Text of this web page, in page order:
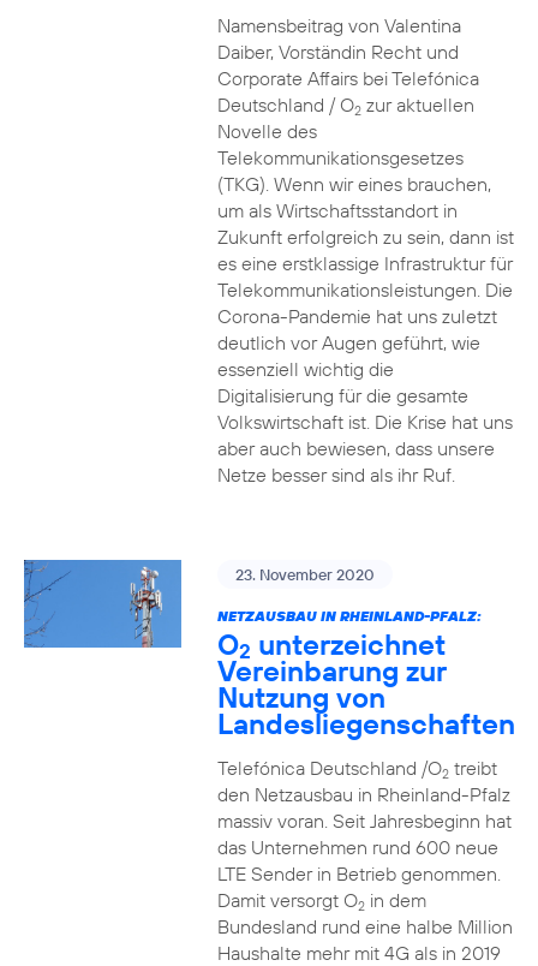
Namensbeitrag von Valentina
Daiber, Vorständin Recht und
Corporate Affairs bei Telefónica
Deutschland / O2zur aktuellen
Novelle des
Telekommunikationsgesetzes
(TKG). Wenn wir eines brauchen,
um als Wirtschaftsstandort in
Zukunft erfolgreich zu sein, dann ist
es eine erstklassige Infrastruktur für
Telekommunikationsleistungen. Die
Corona-Pandemie hat uns zuletzt
deutlich vor Augen geführt, wie
essenziell wichtig die
Digitalisierung für die gesamte
Volkswirtschaft ist. Die Krise hat uns
aber auch bewiesen, dass unsere
Netze besser sind als ihr Ruf.
23. November 2020
NETZAUSBAU IN RHEINLAND-PFALZ:
O2 unterzeichnet
Vereinbarung zur
Nutzung von
Landesliegenschaften
Telefónica Deutschland /O2treibt
den Netzausbau in Rheinland-Pfalz
massiv voran. Seit Jahresbeginn hat
das Unternehmen rund 600 neue
LTE Sender in Betrieb genommen.
Damit versorgt O2in dem
Bundesland rund eine halbe Million
Haushalte mehr mit 4G als in 2019